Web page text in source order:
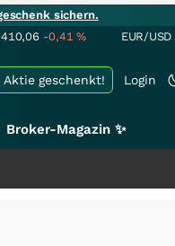
sichern.
-0,41% EUR/USD
Login
Aktie geschenkt!
Broker-Magazin ✨